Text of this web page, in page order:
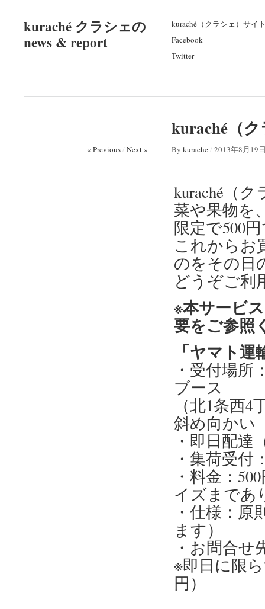
kuraché クラシェの
news & report
kuraché（クラシェ）サイ
Facebook
Twitter
kuraché（
« Previous/ Next » By kurache/ 2013年8月19
kuraché（
菜や果物を
限定で500
これからお
のをその日
どうぞご利
※本サービ
要をご参照
「ヤマト
・受付場所
ブース
（北1条西
斜め向かい
・即日配達
・集荷受付
・料金：
イズまであ
・仕様：原
ます）
・お問合せ
※即日に限
円）